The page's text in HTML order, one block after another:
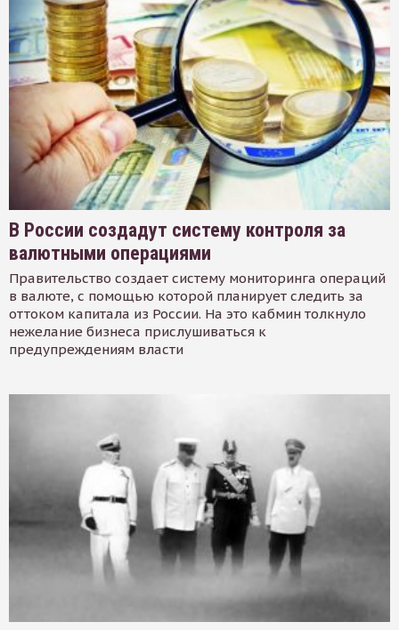
В России создадут систему контроля за
валютными операциями
Правительство создает систему мониторинга операций
в валюте, с помощью которой планирует следить за
оттоком капитала из России. На это кабмин толкнуло
нежелание бизнеса прислушиваться к
предупреждениям власти